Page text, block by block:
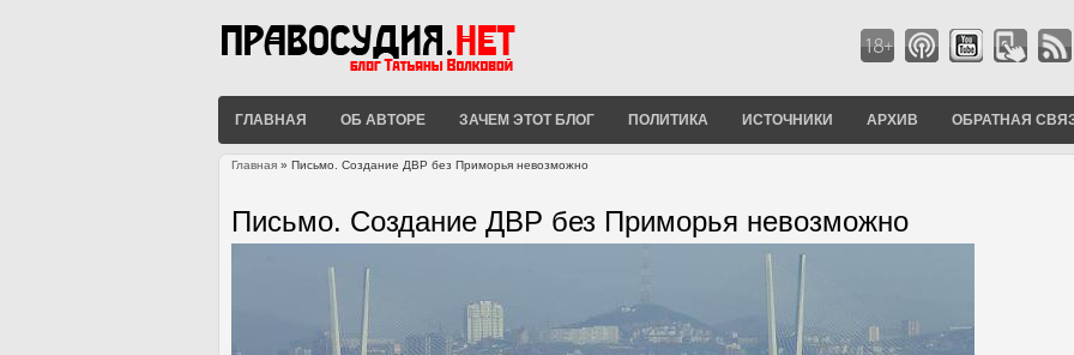
ГЛАВНАЯ ОБ АВТОРЕ ЗАЧЕМ ЭТОТ БЛОГ ПОЛИТИКА ИСТОЧНИКИ АРХИВ ОБРАТНАЯ
Главная » Письмо. Создание ДВР без Приморья невозможно
Письмо. Создание ДВР без Приморья невозможно